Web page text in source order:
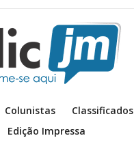
Colunistas
Classificados
Edição Impressa